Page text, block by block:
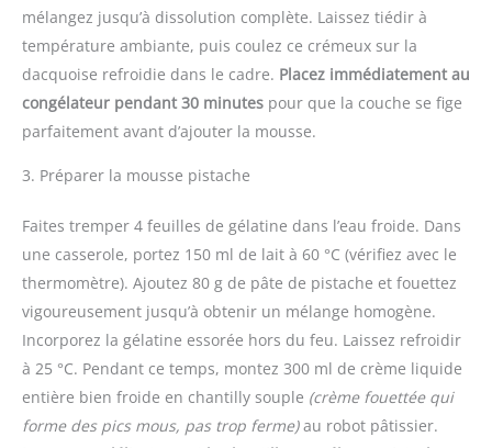
mélangez jusqu’à dissolution complète. Laissez tiédir à
température ambiante, puis coulez ce crémeux sur la
dacquoise refroidie dans le cadre. Placez immédiatement au
congélateur pendant 30 minutes pour que la couche se fige
parfaitement avant d’ajouter la mousse.
3. Préparer la mousse pistache
Faites tremper 4 feuilles de gélatine dans l’eau froide. Dans
une casserole, portez 150 ml de lait à 60 °C (vérifiez avec le
thermomètre). Ajoutez 80 g de pâte de pistache et fouettez
vigoureusement jusqu’à obtenir un mélange homogène.
Incorporez la gélatine essorée hors du feu. Laissez refroidir
à 25 °C. Pendant ce temps, montez 300 ml de crème liquide
entière bien froide en chantilly souple (crème fouettée qui
forme des pics mous, pas trop ferme)au robot pâtissier.